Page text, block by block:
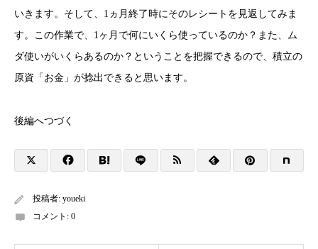
いきます。そして、1ヵ月終了時にそのレシートを見返してみま
す。この作業で、1ヶ月で何にいくら使っているのか？また、ム
ダ使いがいくらあるのか？ということを把握できるので、積立の
原資「お金」が捻出できると思います。
後編へつづく
投稿者: youeki
コメント: 0